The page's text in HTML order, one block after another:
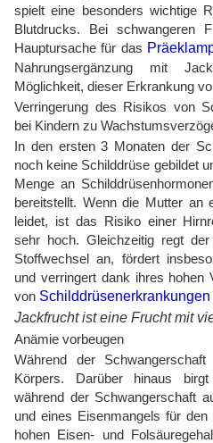
spielt eine besonders wichtige
Blutdrucks. Bei schwangeren
Hauptursache für das
Nahrungsergänzung mit
Möglichkeit, dieser Erkrankung
Verringerung des Risikos von
bei Kindern zu
In den ersten 3 Monaten der
noch keine Schilddrüse gebildet
Menge an
bereitstellt. Wenn die Mutter an
leidet, ist das Risiko einer
sehr hoch. Gleichzeitig regt
Stoffwechsel an, fördert
und verringert dank ihres hohen
von Schilddrüsenerkrankungen
Jackfrucht ist eine Frucht mit
Anämie vorbeugen
Während der
Körpers. Darüber hinaus
während der Schwangerschaft
und eines Eisenmangels für
hohen Eisen- und